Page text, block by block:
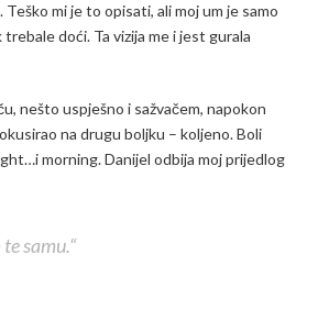
Teško mi je to opisati, ali moj um je samo
doći. Ta vizija me i jest gurala
nešto uspješno i sažvačem, napokon
na drugu boljku – koljeno. Boli
morning. Danijel odbija moj prijedlog
samu.“